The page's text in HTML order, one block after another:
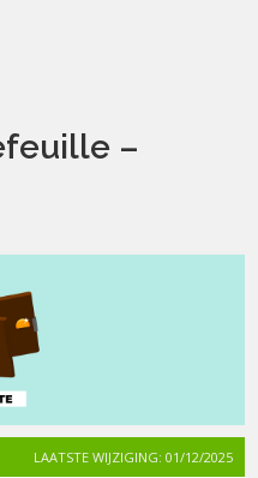
–
LAATSTE WIJZIGING: 01/12/2025